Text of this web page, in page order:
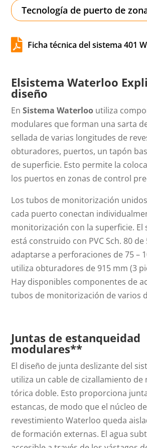
Tecnología de puerto de
 Ficha técnica del sistema 401
Elsistema Waterloo
diseño
En Sistema Waterloo utiliza
modulares que forman una sarta
sellada de varias longitudes de
obturadores, puertos, un tapón
de superficie. Esto permite la
los puertos en zonas de control
Los tubos de monitorización
cada puerto conectan
monitorización con la superficie. El
está construido con PVC Sch. 80 de
adaptarse a perforaciones de 75 –
utiliza obturadores de 915 mm (3
Hay disponibles componentes de
tubos de monitorización de varios
Juntas de estanqueidad
modulares**
El diseño de junta deslizante del
utiliza un cable de cizallamiento de
tórica doble. Esto proporciona
estancas, de modo que el núcleo
revestimiento Waterloo queda
de formación externas. El agua